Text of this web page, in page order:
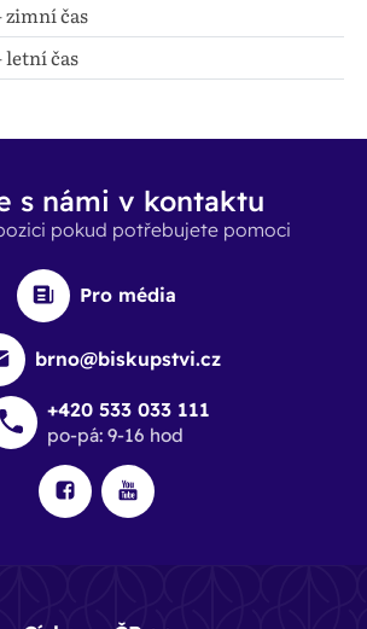
zimní čas
letní čas
s námi v kontaktu
pokud potřebujete pomoci
Pro média
brno@biskupstvi.cz
+420 533 033 111
po-pá: 9-16 hod